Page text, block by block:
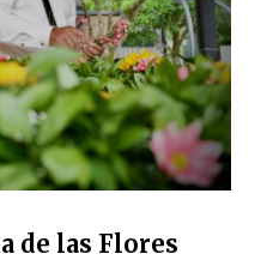
de las Flores